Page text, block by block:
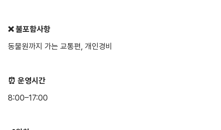
❌ 불포함사항
동물원까지 가는 교통편, 개인경비
⏰ 운영시간
8:00–17:00